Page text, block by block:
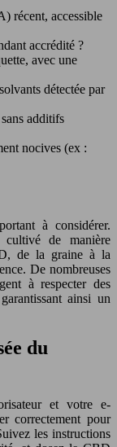
récent, accessible
accrédité ?
avec une
détectée par
additifs
nocives (ex :
à considérer.
de manière
de la graine à la
De nombreuses
à respecter des
ainsi un
du
et votre e-
correctement pour
les instructions